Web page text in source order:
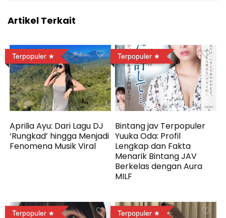
Artikel Terkait
Terpopuler
Aprilia Ayu: Dari Lagu DJ
‘Rungkad’ hingga Menjadi
Fenomena Musik Viral
Terpopuler
Bintang jav Terpopuler
Yuuka Oda: Profil
Lengkap dan Fakta
Menarik Bintang JAV
Berkelas dengan Aura
MILF
Terpopuler Terpopuler